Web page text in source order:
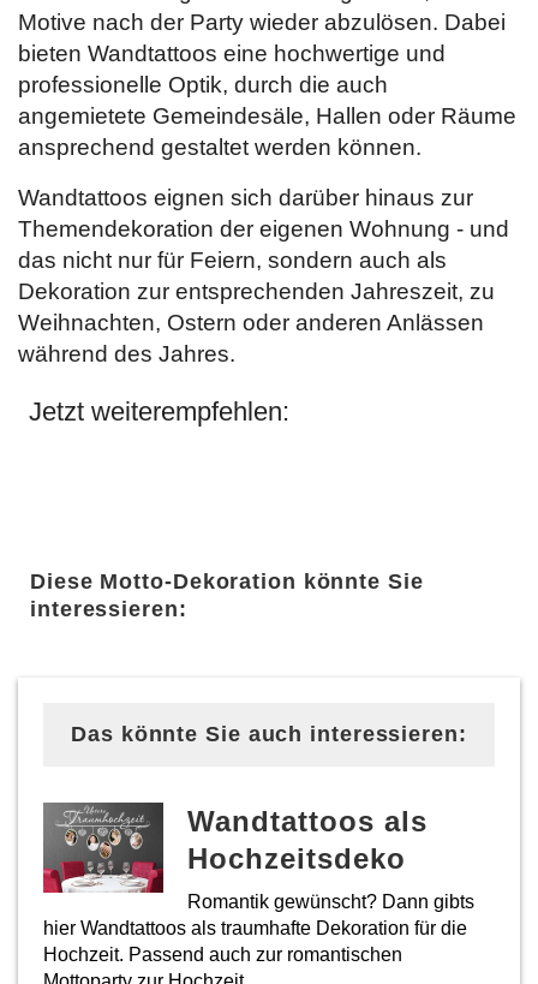
Motive nach der Party wieder abzulösen. Dabei
bieten Wandtattoos eine hochwertige und
professionelle Optik, durch die auch
angemietete Gemeindesäle, Hallen oder Räume
ansprechend gestaltet werden können.
Wandtattoos eignen sich darüber hinaus zur
Themendekoration der eigenen Wohnung - und
das nicht nur für Feiern, sondern auch als
Dekoration zur entsprechenden Jahreszeit, zu
Weihnachten, Ostern oder anderen Anlässen
während des Jahres.
Jetzt weiterempfehlen:
Diese Motto-Dekoration könnte Sie
interessieren:
Das könnte Sie auch interessieren:
Wandtattoos als
Hochzeitsdeko
Romantik gewünscht? Dann gibts
hier Wandtattoos als traumhafte Dekoration für die
Hochzeit. Passend auch zur romantischen